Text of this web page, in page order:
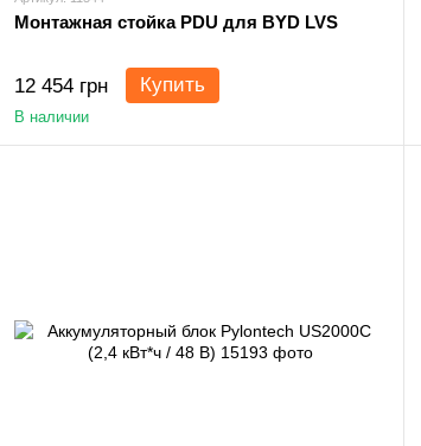
Монтажная стойка PDU для BYD LVS
12 454 грн Купить
В наличии